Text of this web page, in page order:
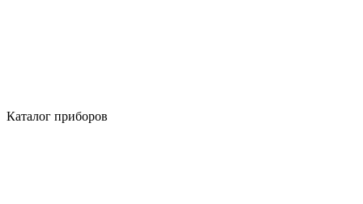
Каталог приборов